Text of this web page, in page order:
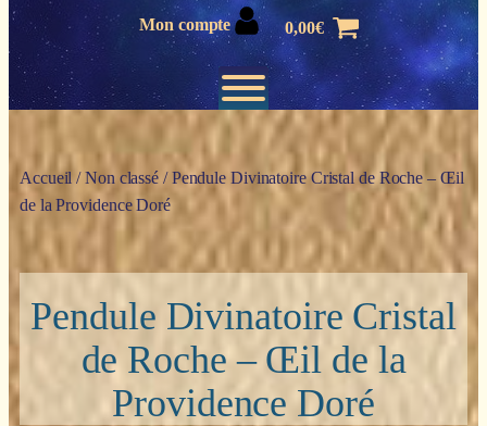
Mon compte 0,00€
Accueil /Non classé / Pendule Divinatoire Cristal de Roche – Œil
de la Providence Doré
Pendule Divinatoire Cristal
de Roche – Œil de la
Providence Doré